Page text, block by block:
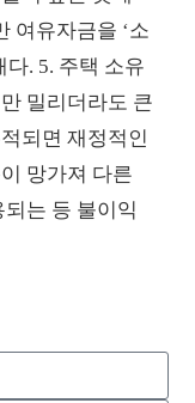
여유자금을 ‘소
다. 5. 주택 소유
밀리더라도 큰
되면 재정적인
망가져 다른
는 등 불이익